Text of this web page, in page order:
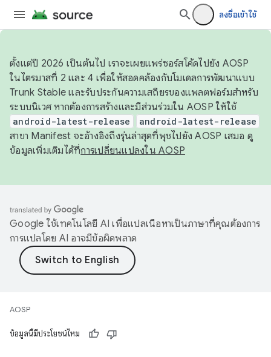
ลงชื่อเข้าใช้
ตั้งแต่ปี 2026 เป็นต้นไป เราจะเผยแพร่ซอร์สโค้ดไปยัง AOSP
ในไตรมาสที่ 2 และ 4 เพื่อให้สอดคล้องกับโมเดลการพัฒนาแบบ
Trunk Stable และรับประกันความเสถียรของแพลตฟอร์มสำหรับ
ระบบนิเวศ หากต้องการสร้างและมีส่วนร่วมใน AOSP ให้ใช้
android-latest-release android-latest-release
สาขา Manifest จะอ้างอิงถึงรุ่นล่าสุดที่พุชไปยัง AOSP เสมอ ดู
ข้อมูลเพิ่มเติมได้ที่การเปลี่ยนแปลงใน AOSP
Google ใช้เทคโนโลยี AI เพื่อแปลเนื้อหาเป็นภาษาที่คุณต้องการ
การแปลโดย AI อาจมีข้อผิดพลาด
AOSP
ข้อมูลนี้มีประโยชน์ไหม